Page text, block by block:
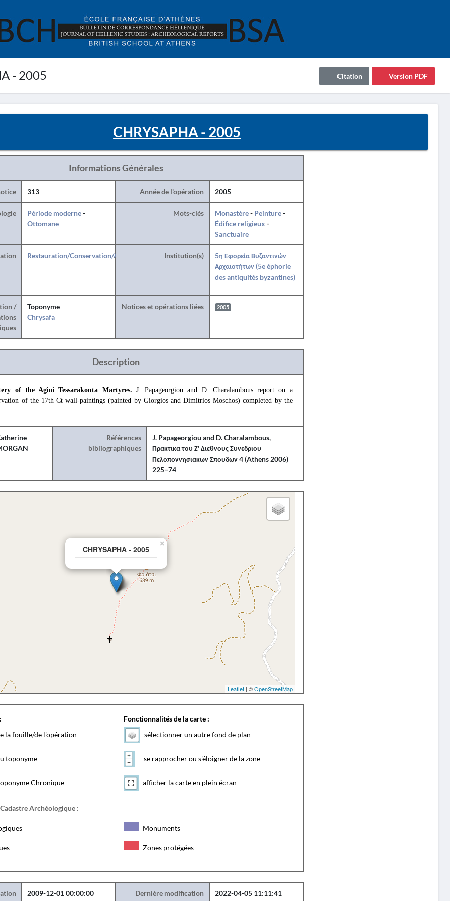
- 2005 Version PDF
Citation
CHRYSAPHA - 2005
Informations Générales
313 Année de l'opération 2005
Période moderne-
Ottomane
Mots-clés Monastère- Peinture-
Édifice religieux -
Sanctuaire
Restauration/Conservation/Anastylose Institution(s)
5η Εφορεία Βυζαντινών
Αρχαιοτήτων (5e éphorie
des antiquités byzantines)
/
Toponyme
Chrysafa
Notices et opérations liées 2005
Description
of the Agioi Tessarakonta Martyres. J. Papageorgiou and D. Charalambous report on a
of the 17th Ct wall-paintings (painted by Giorgios and Dimitrios Moschos) completed by the
Références
bibliographiques
J. Papageorgiou and D. Charalambous,
Πρακτικα του Ζ' Διεθνους Συνεδριου
Πελοποννησιακων Σπουδων 4 (Athens 2006)
225−74
CHRYSAPHA - 2005
×
Leaflet| ©OpenStreetMap
la fouille/de l'opération
toponyme
Chronique
Fonctionnalités de la carte :
sélectionner un autre fond de plan
se rapprocher ou s'éloigner de la zone
afficher la carte en plein écran
Archéologique :
Monuments
Zones protégées
2009-12-01 00:00:00 Dernière modification 2022-04-05 11:11:41